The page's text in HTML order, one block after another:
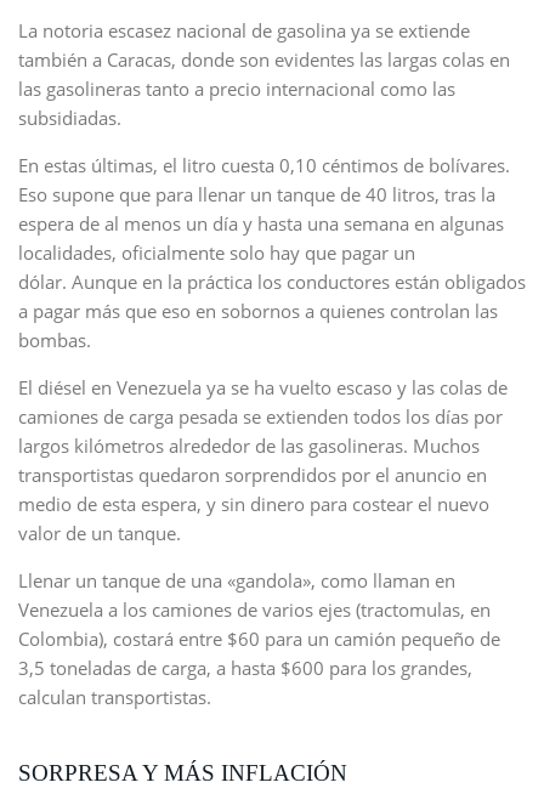
La notoria escasez nacional de gasolina ya se extiende
también a Caracas, donde son evidentes las largas colas en
las gasolineras tanto a precio internacional como las
subsidiadas.
En estas últimas, el litro cuesta 0,10 céntimos de bolívares.
Eso supone que para llenar un tanque de 40 litros, tras la
espera de al menos un día y hasta una semana en algunas
localidades, oficialmente solo hay que pagar un
dólar. Aunque en la práctica los conductores están obligados
a pagar más que eso en sobornos a quienes controlan las
bombas.
El diésel en Venezuela ya se ha vuelto escaso y las colas de
camiones de carga pesada se extienden todos los días por
largos kilómetros alrededor de las gasolineras. Muchos
transportistas quedaron sorprendidos por el anuncio en
medio de esta espera, y sin dinero para costear el nuevo
valor de un tanque.
Llenar un tanque de una «gandola», como llaman en
Venezuela a los camiones de varios ejes (tractomulas, en
Colombia), costará entre $60 para un camión pequeño de
3,5 toneladas de carga, a hasta $600 para los grandes,
calculan transportistas.
SORPRESA Y MÁS INFLACIÓN